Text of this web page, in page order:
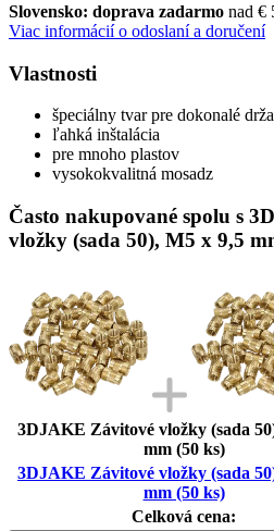
Slovensko: doprava zadarmo nad €
Viac informácií o odoslaní a doručení
Vlastnosti
špeciálny tvar pre dokonalé
ľahká inštalácia
pre mnoho plastov
vysokokvalitná mosadz
Často nakupované spolu s
vložky (sada 50), M5 x 9,5
3DJAKE Závitové vložky (sada
mm (50 ks)
3DJAKE Závitové vložky (sada
mm (50 ks)
Celková cena: